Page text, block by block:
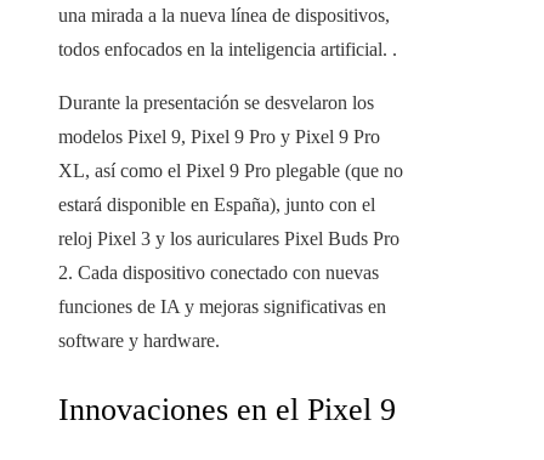
una mirada a la nueva línea de dispositivos,
todos enfocados en la inteligencia artificial. .
Durante la presentación se desvelaron los
modelos Pixel 9, Pixel 9 Pro y Pixel 9 Pro
XL, así como el Pixel 9 Pro plegable (que no
estará disponible en España), junto con el
reloj Pixel 3 y los auriculares Pixel Buds Pro
2. Cada dispositivo conectado con nuevas
funciones de IA y mejoras significativas en
software y hardware.
Innovaciones en el Pixel 9